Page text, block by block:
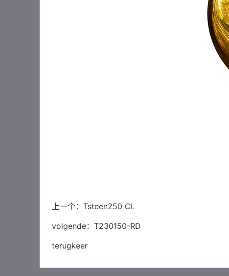
上一个： Tsteen250 CL
volgende： T230150-RD
terugkeer